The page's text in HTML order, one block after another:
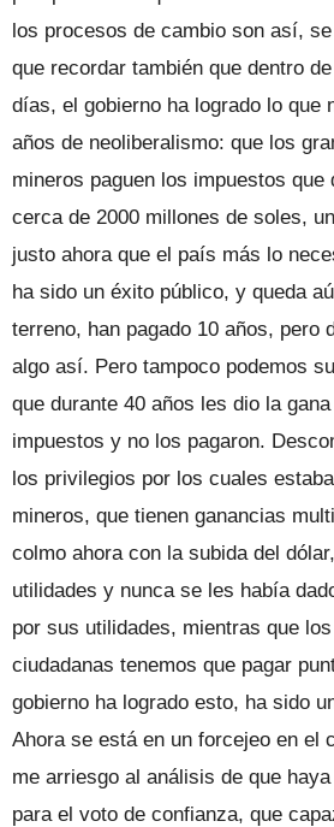
los procesos de cambio son así,
que recordar también que dentro
días, el gobierno ha logrado lo que
años de neoliberalismo: que los
mineros paguen los impuestos que
cerca de 2000 millones de soles,
justo ahora que el país más lo
ha sido un éxito público, y queda
terreno, han pagado 10 años, pero
algo así. Pero tampoco podemos
que durante 40 años les dio la
impuestos y no los pagaron.
los privilegios por los cuales
mineros, que tienen ganancias
colmo ahora con la subida del
utilidades y nunca se les había
por sus utilidades, mientras que
ciudadanas tenemos que pagar
gobierno ha logrado esto, ha sido
Ahora se está en un forcejeo en el
me arriesgo al análisis de que
para el voto de confianza, que